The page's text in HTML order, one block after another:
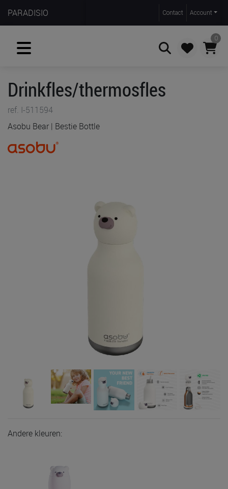
PARADISIO Contact Account
0
Drinkfles/thermosfles
ref. I-511594
Asobu Bear | Bestie Bottle
Andere kleuren: